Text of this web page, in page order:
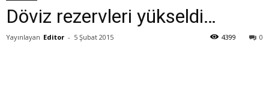
Döviz rezervleri yükseldi…
Yayınlayan Editor - 5 Şubat 2015 0
4399